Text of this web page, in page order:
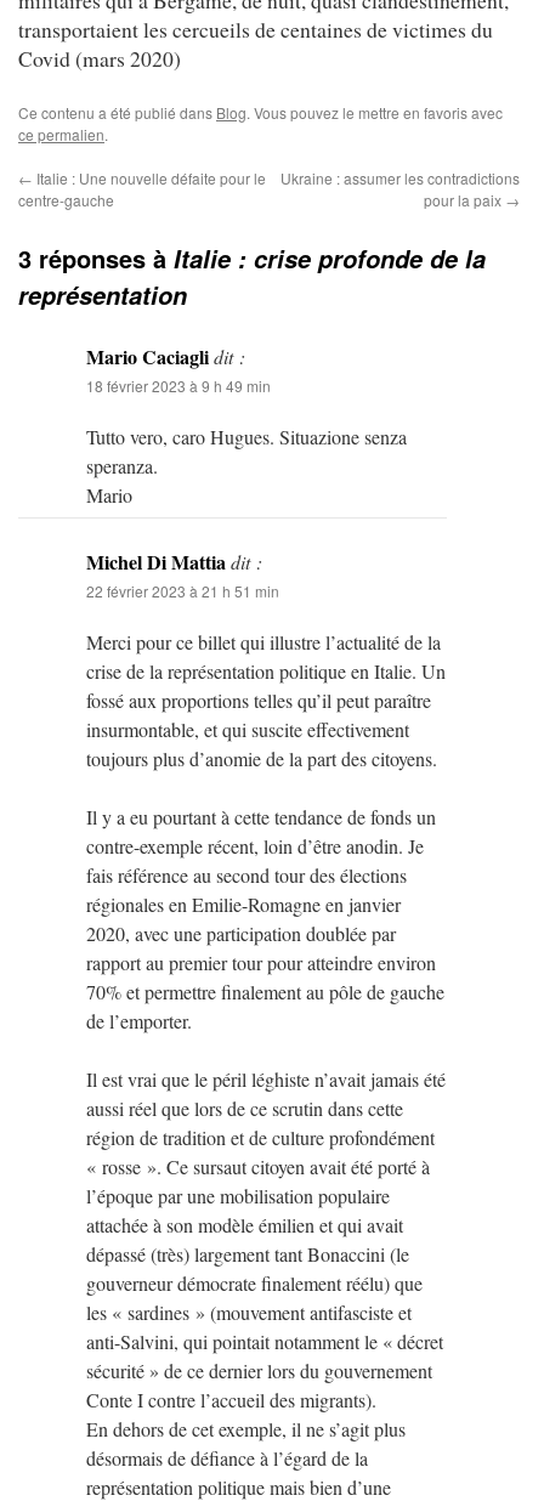
transportaient les cercueils de centaines de victimes du
Covid (mars 2020)
Ce contenu a été publié dans Blog. Vous pouvez le mettre en favoris avec
ce permalien.
← Italie : Une nouvelle défaite pour le
centre-gauche
Ukraine : assumer les contradictions
pour la paix →
3 réponses à Italie : crise profonde de la
représentation
Mario Caciaglidit :
18 février 2023 à 9 h 49 min
Tutto vero, caro Hugues. Situazione senza
speranza.
Mario
Michel Di Mattiadit :
22 février 2023 à 21 h 51 min
Merci pour ce billet qui illustre l’actualité de la
crise de la représentation politique en Italie. Un
fossé aux proportions telles qu’il peut paraître
insurmontable, et qui suscite effectivement
toujours plus d’anomie de la part des citoyens.
Il y a eu pourtant à cette tendance de fonds un
contre-exemple récent, loin d’être anodin. Je
fais référence au second tour des élections
régionales en Emilie-Romagne en janvier
2020, avec une participation doublée par
rapport au premier tour pour atteindre environ
70% et permettre finalement au pôle de gauche
de l’emporter.
Il est vrai que le péril léghiste n’avait jamais été
aussi réel que lors de ce scrutin dans cette
région de tradition et de culture profondément
« rosse ». Ce sursaut citoyen avait été porté à
l’époque par une mobilisation populaire
attachée à son modèle émilien et qui avait
dépassé (très) largement tant Bonaccini (le
gouverneur démocrate finalement réélu) que
les « sardines » (mouvement antifasciste et
anti-Salvini, qui pointait notamment le « décret
sécurité » de ce dernier lors du gouvernement
Conte I contre l’accueil des migrants).
En dehors de cet exemple, il ne s’agit plus
désormais de défiance à l’égard de la
représentation politique mais bien d’une